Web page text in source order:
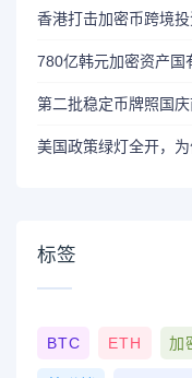
香港打击加密币跨境
780亿韩元加密资产国
美国政策绿灯全开，
标签
BTC ETH 加